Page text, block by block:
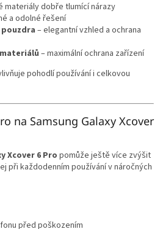
materiály dobře tlumící nárazy
a odolné řešení
– elegantní vzhled a ochrana
– maximální ochrana zařízení
pohodlí používání i celkovou
na Samsung Galaxy Xcover
Xcover 6 Pro pomůže ještě více zvýšit
při každodenním používání v náročných
před poškozením